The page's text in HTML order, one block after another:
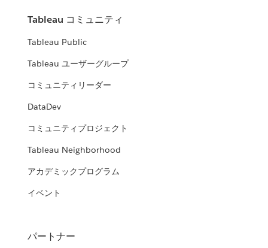
Tableau コミュニティ
Tableau Public
Tableau ユーザーグループ
コミュニティリーダー
DataDev
コミュニティプロジェクト
Tableau Neighborhood
アカデミックプログラム
イベント
パートナー